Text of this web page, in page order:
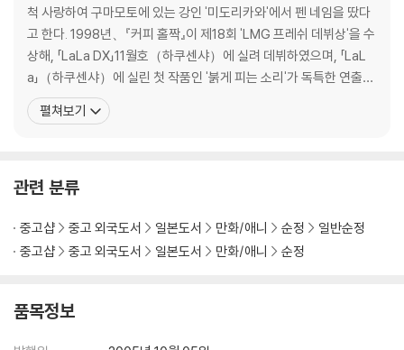
척 사랑하여 구마모토에 있는 강인 '미도리카와'에서 펜 네임을 땄다
고 한다. 1998년、『커피 홀짝』이 제18회 'LMG 프레쉬 데뷔상'을 수
상해, 「LaLa DX」11월호（하쿠센샤）에 실려 데뷔하였으며, 「LaL
a」（하쿠센샤）에 실린 첫 작품인 '붉게 피는 소리'가 독특한 연출로
인기를 얻어 장편 연재 개시, 이 작품으로 제25회 '하쿠센샤 아테나
신인대상'에서 우수상을 수상하였다. 최근작 『나츠메 우인장』은 요괴
펼쳐보기
관련 분류
중고샵 중고 외국도서 일본도서 만화/애니 순정
일반순정
중고샵
중고 외국도서 일본도서 만화/애니 순정
품목정보